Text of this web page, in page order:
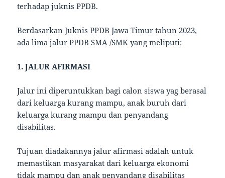
terhadap juknis PPDB.
Berdasarkan Juknis PPDB Jawa Timur tahun 2023,
ada lima jalur PPDB SMA /SMK yang meliputi:
1. JALUR AFIRMASI
Jalur ini diperuntukkan bagi calon siswa yag berasal
dari keluarga kurang mampu, anak buruh dari
keluarga kurang mampu dan penyandang
disabilitas.
Tujuan diadakannya jalur afirmasi adalah untuk
memastikan masyarakat dari keluarga ekonomi
tidak mampu dan anak penyandang disabilitas